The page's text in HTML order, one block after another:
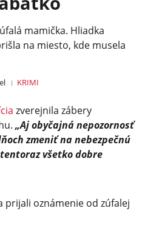
mamička. Hliadka
na miesto, kde musela
KRIMI
zverejnila zábery
„Aj obyčajná nepozornosť
zmeniť na nebezpečnú
všetko dobre
prijali oznámenie od zúfalej